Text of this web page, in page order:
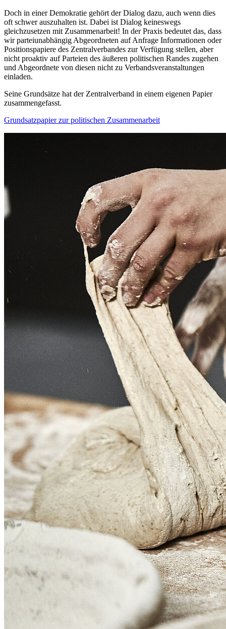
Doch in einer Demokratie gehört der Dialog dazu, auch wenn dies
oft schwer auszuhalten ist. Dabei ist Dialog keineswegs
gleichzusetzen mit Zusammenarbeit! In der Praxis bedeutet das, dass
wir parteiunabhängig Abgeordneten auf Anfrage Informationen oder
Positionspapiere des Zentralverbandes zur Verfügung stellen, aber
nicht proaktiv auf Parteien des äußeren politischen Randes zugehen
und Abgeordnete von diesen nicht zu Verbandsveranstaltungen
einladen.
Seine Grundsätze hat der Zentralverband in einem eigenen Papier
zusammengefasst.
Grundsatzpapier zur politischen Zusammenarbeit